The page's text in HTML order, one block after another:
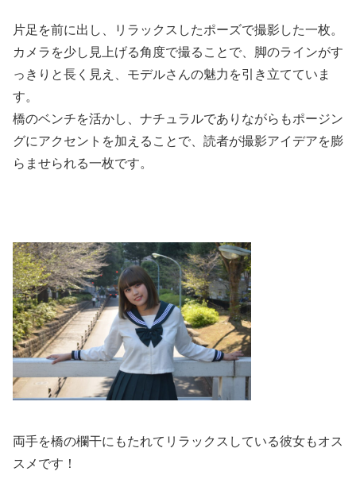
片足を前に出し、リラックスしたポーズで撮影した一枚。
カメラを少し見上げる角度で撮ることで、脚のラインがす
っきりと長く見え、モデルさんの魅力を引き立てていま
す。
橋のベンチを活かし、ナチュラルでありながらもポージン
グにアクセントを加えることで、読者が撮影アイデアを膨
らませられる一枚です。
両手を橋の欄干にもたれてリラックスしている彼女もオス
スメです！